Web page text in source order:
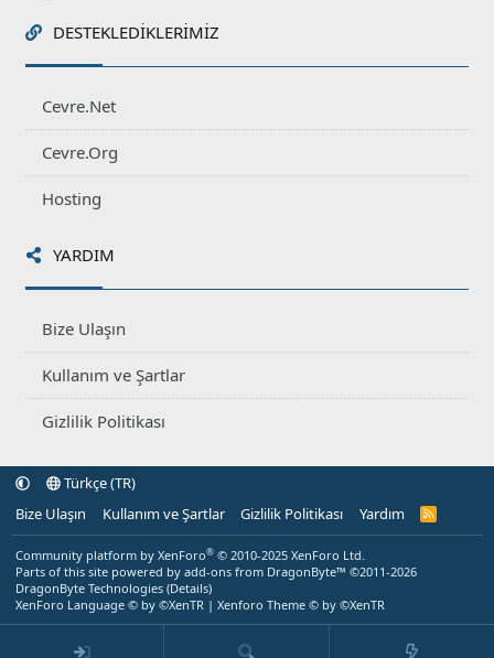
DESTEKLEDIKLERIMIZ
Cevre.Net
Cevre.Org
Hosting
YARDIM
Bize Ulaşın
Kullanım ve Şartlar
Gizlilik Politikası
Türkçe (TR)
Bize Ulaşın
Kullanım ve Şartlar Gizlilik Politikası Yardım
R
Community platform by XenForo® © 2010-2025 XenForo Ltd.
Parts of this site powered by add-ons from DragonByte™ ©2011-2026
DragonByte Technologies (Details)
XenForo Language © by ©XenTR | Xenforo Theme © by ©XenTR